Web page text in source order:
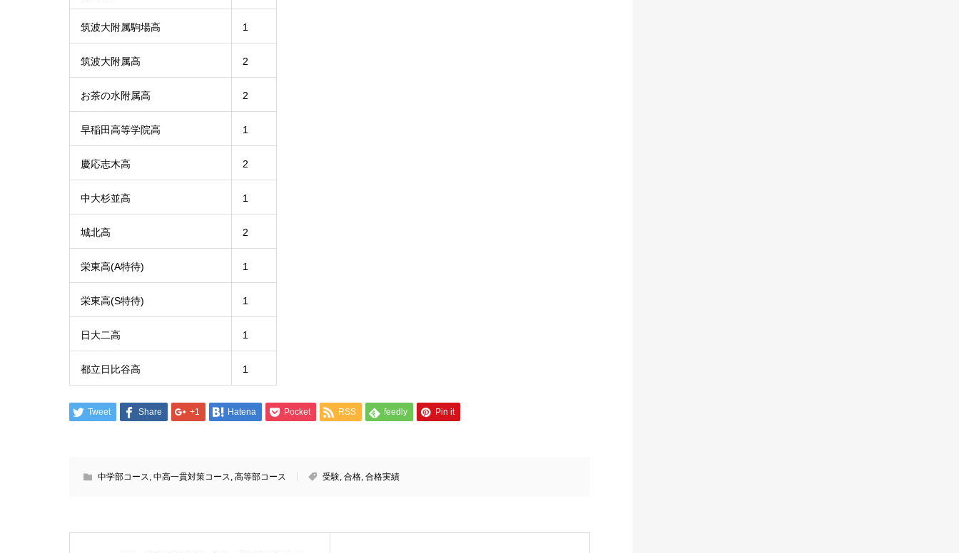
筑波大附属駒場高 1
筑波大附属高 2
お茶の水附属高 2
早稲田高等学院高 1
慶応志木高 2
中大杉並高 1
城北高 2
栄東高(A特待) 1
栄東高(S特待) 1
日大二高 1
都立日比谷高 1
Tweet Share +1 Hatena Pocket RSS feedly Pin it
中学部コース, 中高一貫対策コース, 高等部コース 受験, 合格, 合格実績